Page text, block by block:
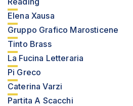
Elena Xausa
Gruppo Grafico Marosticene
Tinto Brass
La Fucina Letteraria
Pi Greco
Caterina Varzi
Partita A Scacchi